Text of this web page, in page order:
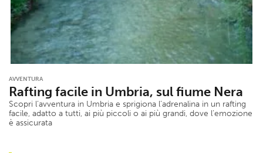
AVVENTURA
Rafting facile in Umbria, sul fiume Nera
Scopri l’avventura in Umbria e sprigiona l’adrenalina in un rafting
facile, adatto a tutti, ai più piccoli o ai più grandi, dove l’emozione
è assicurata